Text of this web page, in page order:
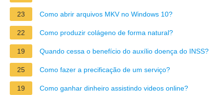
23 Como abrir arquivos MKV no Windows 10?
22 Como produzir colágeno de forma natural?
19 Quando cessa o benefício do auxílio doença do INSS?
25 Como fazer a precificação de um serviço?
19 Como ganhar dinheiro assistindo videos online?